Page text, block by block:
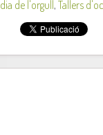
dia de l'orgull , Tallers